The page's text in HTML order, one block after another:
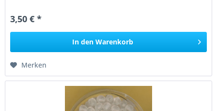
3,50 € *
In den Warenkorb
Merken